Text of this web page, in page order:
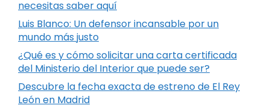
necesitas saber aquí
Luis Blanco: Un defensor incansable por un
mundo más justo
¿Qué es y cómo solicitar una carta certificada
del Ministerio del Interior que puede ser?
Descubre la fecha exacta de estreno de El Rey
León en Madrid